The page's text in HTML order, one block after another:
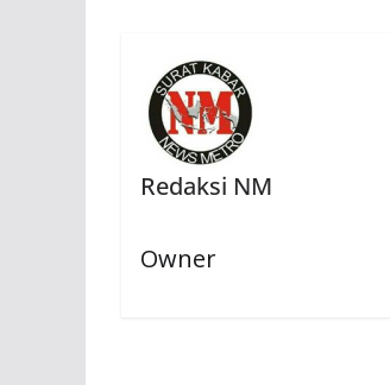
Redaksi NM
Owner